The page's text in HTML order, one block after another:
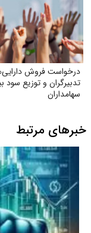
درخواست فروش
تدبیرگران و توزیع سود
سهامداران
خبرهای مرتبط